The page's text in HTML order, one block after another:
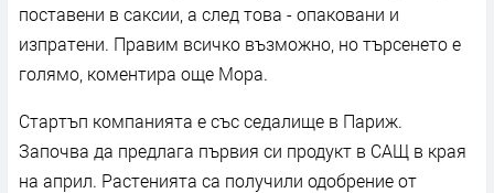
поставени в саксии, а след това - опаковани и
изпратени. Правим всичко възможно, но търсенето е
голямо, коментира още Мора.
Стартъп компанията е със седалище в Париж.
Започва да предлага първия си продукт в САЩ в края
на април. Растенията са получили одобрение от